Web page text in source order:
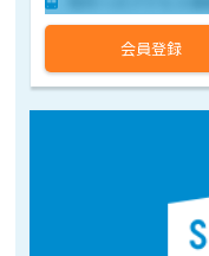
会員登録